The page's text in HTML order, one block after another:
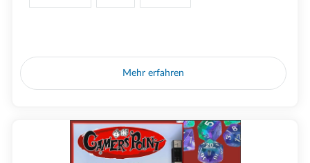
Mehr erfahren